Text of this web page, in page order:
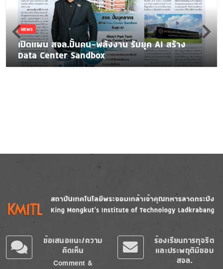
NEWS
เปิดแผน สจล.ปั้นคน-พลังงาน รับยุค AI สร้าง
Data Center Sandbox
Image
ข้อเสนอแนะ/ความ
คิดเห็น
Comment &
ร้องเรียนการทุจริต
และประพฤติมิชอบ
สจล.